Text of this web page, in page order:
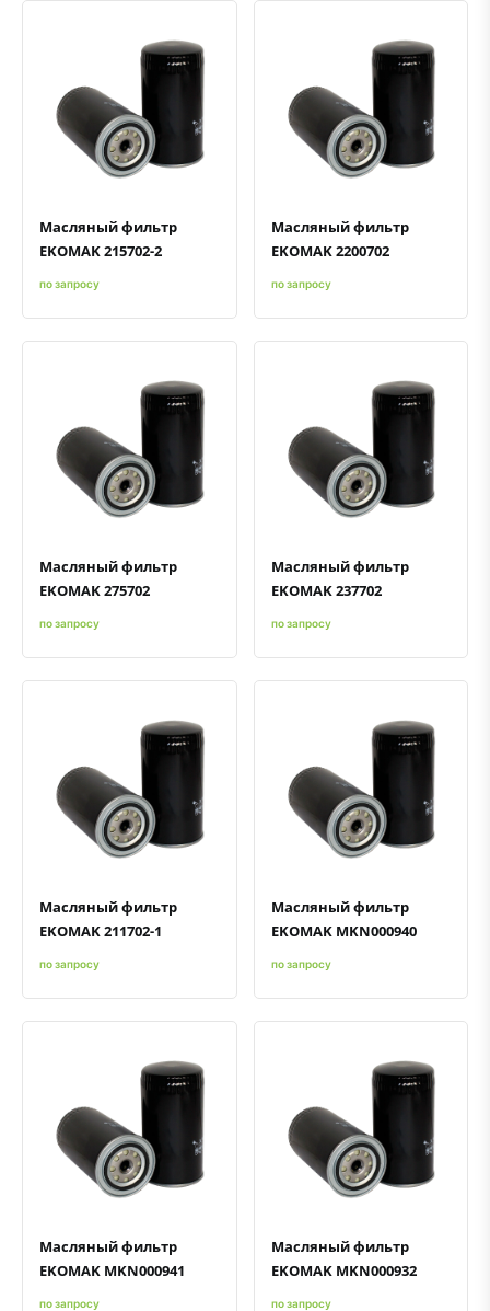
Быстрый просмотрДобавить к сравнению
Добавить в избранное
Масляный фильтр
EKOMAK 215702-2
по запросу
Быстрый просмотрДобавить к сравнению
Добавить в избранное
Масляный фильтр
EKOMAK 2200702
по запросу
Быстрый просмотрДобавить к сравнению
Добавить в избранное
Масляный фильтр
EKOMAK 275702
по запросу
Быстрый просмотрДобавить к сравнению
Добавить в избранное
Масляный фильтр
EKOMAK 237702
по запросу
Быстрый просмотрДобавить к сравнению
Добавить в избранное
Масляный фильтр
EKOMAK 211702-1
по запросу
Быстрый просмотрДобавить к сравнению
Добавить в избранное
Масляный фильтр
EKOMAK MKN000940
по запросу
Быстрый просмотрДобавить к сравнению
Добавить в избранное
Масляный фильтр
EKOMAK MKN000941
по запросу
Быстрый просмотрДобавить к сравнению
Добавить в избранное
Масляный фильтр
EKOMAK MKN000932
по запросу